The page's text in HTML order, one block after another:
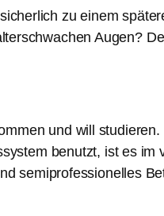
zu einem
Augen?
und will studieren.
benutzt, ist es
semiprofessionelles